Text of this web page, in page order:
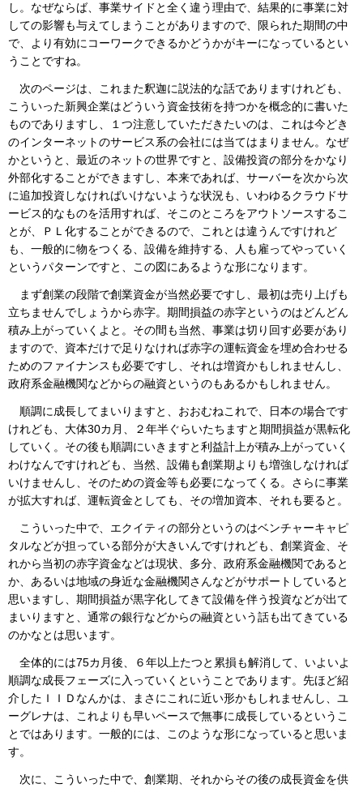
し。なぜならば、事業サイドと全く違う理由で、結果的に事業に対
しての影響も与えてしまうことがありますので、限られた期間の中
で、より有効にコーワークできるかどうかがキーになっているとい
うことですね。
次のページは、これまた釈迦に説法的な話でありますけれども、
こういった新興企業はどういう資金技術を持つかを概念的に書いた
ものでありますし、１つ注意していただきたいのは、これは今どき
のインターネットのサービス系の会社には当てはまりません。なぜ
かというと、最近のネットの世界ですと、設備投資の部分をかなり
外部化することができますし、本来であれば、サーバーを次から次
に追加投資しなければいけないような状況も、いわゆるクラウドサ
ービス的なものを活用すれば、そこのところをアウトソースするこ
とが、ＰＬ化することができるので、これとは違うんですけれど
も、一般的に物をつくる、設備を維持する、人も雇ってやっていく
というパターンですと、この図にあるような形になります。
まず創業の段階で創業資金が当然必要ですし、最初は売り上げも
立ちませんでしょうから赤字。期間損益の赤字というのはどんどん
積み上がっていくよと。その間も当然、事業は切り回す必要があり
ますので、資本だけで足りなければ赤字の運転資金を埋め合わせる
ためのファイナンスも必要ですし、それは増資かもしれませんし、
政府系金融機関などからの融資というのもあるかもしれません。
順調に成長してまいりますと、おおむねこれで、日本の場合です
けれども、大体30カ月、２年半ぐらいたちますと期間損益が黒転化
していく。その後も順調にいきますと利益計上が積み上がっていく
わけなんですけれども、当然、設備も創業期よりも増強しなければ
いけませんし、そのための資金等も必要になってくる。さらに事業
が拡大すれば、運転資金としても、その増加資本、それも要ると。
こういった中で、エクイティの部分というのはベンチャーキャピ
タルなどが担っている部分が大きいんですけれども、創業資金、そ
れから当初の赤字資金などは現状、多分、政府系金融機関であると
か、あるいは地域の身近な金融機関さんなどがサポートしていると
思いますし、期間損益が黒字化してきて設備を伴う投資などが出て
まいりますと、通常の銀行などからの融資という話も出てきている
のかなとは思います。
全体的には75カ月後、６年以上たつと累損も解消して、いよいよ
順調な成長フェーズに入っていくということであります。先ほど紹
介したＩＩＤなんかは、まさにこれに近い形かもしれませんし、ユ
ーグレナは、これよりも早いペースで無事に成長しているというこ
とではあります。一般的には、このような形になっていると思いま
す。
次に、こういった中で、創業期、それからその後の成長資金を供